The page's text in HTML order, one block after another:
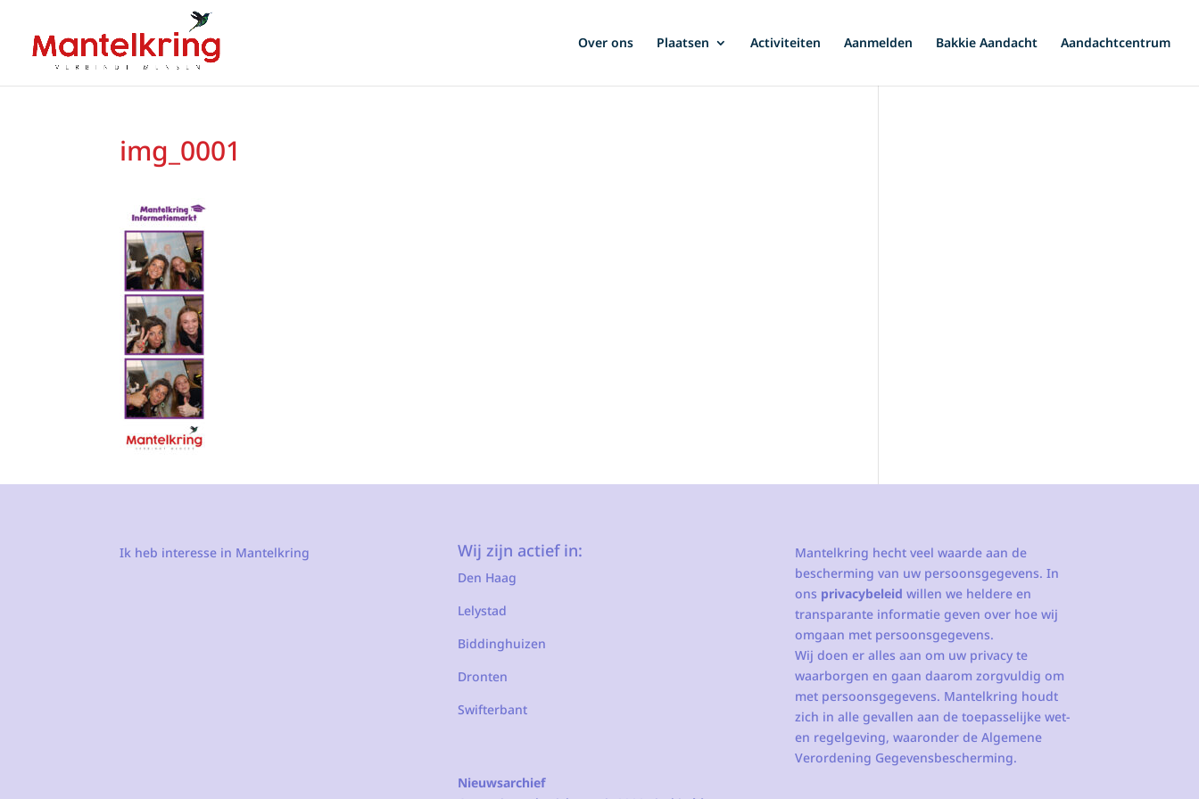
Over ons Plaatsen Activiteiten Aanmelden Bakkie Aandacht Aandachtcentrum
img_0001
Ik heb interesse in Mantelkring Wij zijn actief in:
Den Haag
Lelystad
Biddinghuizen
Dronten
Swifterbant
Nieuwsarchief
Mantelkring hecht veel waarde aan de
bescherming van uw persoonsgegevens. In
ons privacybeleid willen we heldere en
transparante informatie geven over hoe wij
omgaan met persoonsgegevens.
Wij doen er alles aan om uw privacy te
waarborgen en gaan daarom zorgvuldig om
met persoonsgegevens. Mantelkring houdt
zich in alle gevallen aan de toepasselijke wet-
en regelgeving, waaronder de Algemene
Verordening Gegevensbescherming.